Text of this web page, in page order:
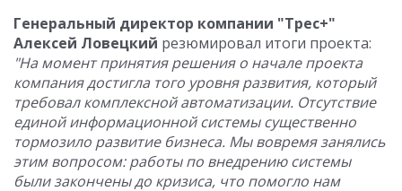
Генеральный директор компании "Трес+"
Алексей Ловецкий резюмировал итоги проекта:
"На момент принятия решения о начале проекта
компания достигла того уровня развития, который
требовал комплексной автоматизации. Отсутствие
единой информационной системы существенно
тормозило развитие бизнеса. Мы вовремя занялись
этим вопросом: работы по внедрению системы
были закончены до кризиса, что помогло нам